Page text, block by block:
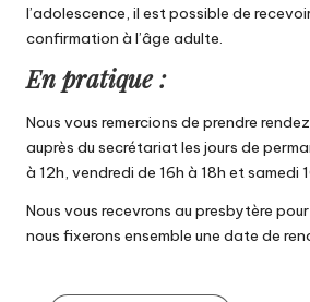
l’adolescence, il est possible de
confirmation à l’âge adulte.
En pratique :
Nous vous remercions de prendre
auprès du secrétariat les jours de
à 12h, vendredi de 16h à 18h et samedi
Nous vous recevrons au presbytère
nous fixerons ensemble une date de